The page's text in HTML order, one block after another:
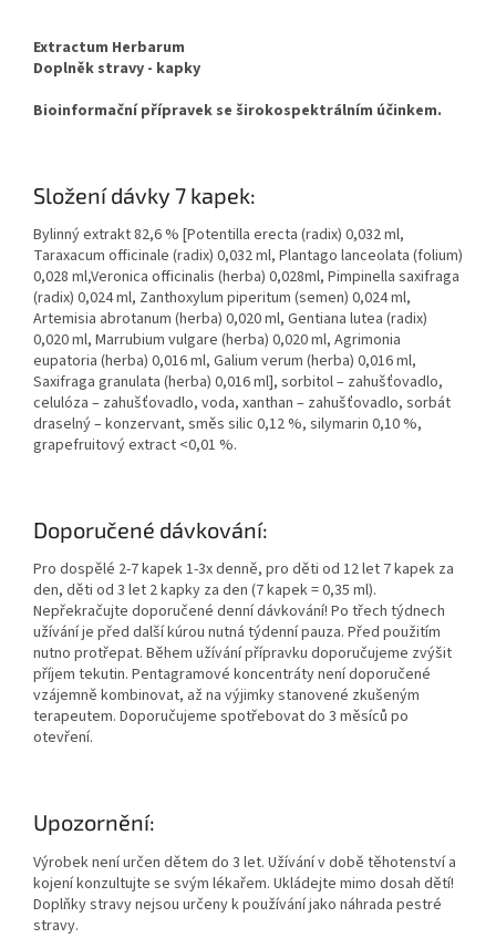
Extractum Herbarum
Doplněk stravy - kapky
Bioinformační přípravek se širokospektrálním účinkem.
Složení dávky 7 kapek:
Bylinný extrakt 82,6 % [Potentilla erecta (radix) 0,032 ml,
Taraxacum officinale (radix) 0,032 ml, Plantago lanceolata (folium)
0,028 ml,Veronica officinalis (herba) 0,028ml, Pimpinella saxifraga
(radix) 0,024 ml, Zanthoxylum piperitum (semen) 0,024 ml,
Artemisia abrotanum (herba) 0,020 ml, Gentiana lutea (radix)
0,020 ml, Marrubium vulgare (herba) 0,020 ml, Agrimonia
eupatoria (herba) 0,016 ml, Galium verum (herba) 0,016 ml,
Saxifraga granulata (herba) 0,016 ml], sorbitol – zahušťovadlo,
celulóza – zahušťovadlo, voda, xanthan – zahušťovadlo, sorbát
draselný – konzervant, směs silic 0,12 %, silymarin 0,10 %,
grapefruitový extract <0,01 %.
Doporučené dávkování:
Pro dospělé 2-7 kapek 1-3x denně, pro děti od 12 let 7 kapek za
den, děti od 3 let 2 kapky za den (7 kapek = 0,35 ml).
Nepřekračujte doporučené denní dávkování! Po třech týdnech
užívání je před další kúrou nutná týdenní pauza. Před použitím
nutno protřepat. Během užívání přípravku doporučujeme zvýšit
příjem tekutin. Pentagramové koncentráty není doporučené
vzájemně kombinovat, až na výjimky stanovené zkušeným
terapeutem. Doporučujeme spotřebovat do 3 měsíců po
otevření.
Upozornění:
Výrobek není určen dětem do 3 let. Užívání v době těhotenství a
kojení konzultujte se svým lékařem. Ukládejte mimo dosah dětí!
Doplňky stravy nejsou určeny k používání jako náhrada pestré
stravy.